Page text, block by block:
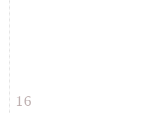
Fiche détaillée
16